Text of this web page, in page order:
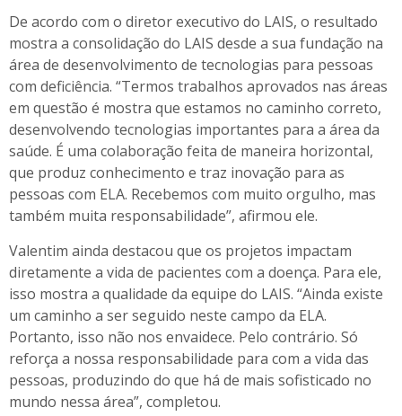
De acordo com o diretor executivo do LAIS, o resultado
mostra a consolidação do LAIS desde a sua fundação na
área de desenvolvimento de tecnologias para pessoas
com deficiência. “Termos trabalhos aprovados nas áreas
em questão é mostra que estamos no caminho correto,
desenvolvendo tecnologias importantes para a área da
saúde. É uma colaboração feita de maneira horizontal,
que produz conhecimento e traz inovação para as
pessoas com ELA. Recebemos com muito orgulho, mas
também muita responsabilidade”, afirmou ele.
Valentim ainda destacou que os projetos impactam
diretamente a vida de pacientes com a doença. Para ele,
isso mostra a qualidade da equipe do LAIS. “Ainda existe
um caminho a ser seguido neste campo da ELA.
Portanto, isso não nos envaidece. Pelo contrário. Só
reforça a nossa responsabilidade para com a vida das
pessoas, produzindo do que há de mais sofisticado no
mundo nessa área”, completou.